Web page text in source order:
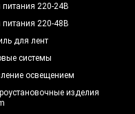
питания 220-24В
питания 220-48В
для лент
системы
освещением
изделия